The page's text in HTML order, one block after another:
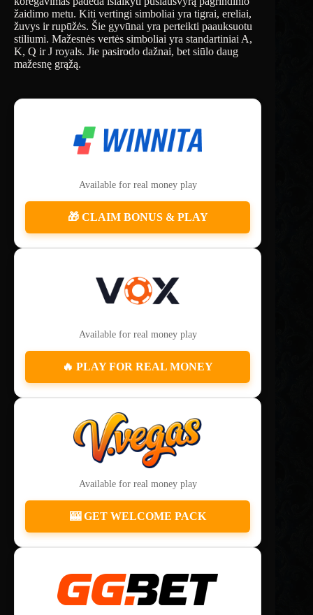
žaidimo metu. Kiti vertingi simboliai yra tigrai, ereliai,
žuvys ir rupūžės. Šie gyvūnai yra perteikti paauksuotu
stiliumi. Mažesnės vertės simboliai yra standartiniai A,
K, Q ir J royals. Jie pasirodo dažnai, bet siūlo daug
mažesnę grąžą.
Available for real money play
🎁 CLAIM BONUS & PLAY
Available for real money play
🔥 PLAY FOR REAL MONEY
Available for real money play
🎰 GET WELCOME PACK